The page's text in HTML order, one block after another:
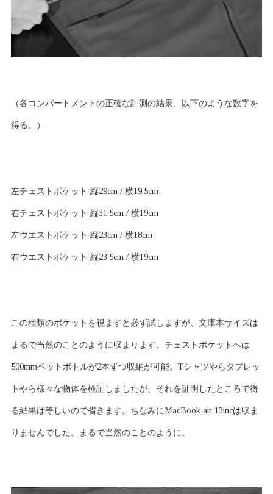
（各コンパートメントの正確な計測の結果、以下のような数字を
得る。）
左チェストポケット 縦29cm / 横19.5cm
右チェストポケット 縦31.5cm / 横19cm
左ウエストポケット 縦23cm / 横18cm
右ウエストポケット 縦23.5cm / 横19cm
この種類のポケットを視ますと必ず試しますが、文庫本サイズは
まるで当然のことのように収まります。チェストポケットへは
500mmペットボトルが2本ずつ収納が可能。Tシャツやらタブレッ
トやら様々な物体を検証しましたが、それを証明したところで得
る結果は等しいので省きます。ちなみにMacBook air 13incは収ま
りませんでした。まるで当然のことのように。